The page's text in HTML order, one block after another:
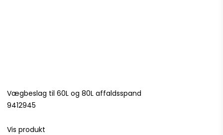
Vægbeslag til 60L og 80L affaldsspand
9412945
Vis produkt